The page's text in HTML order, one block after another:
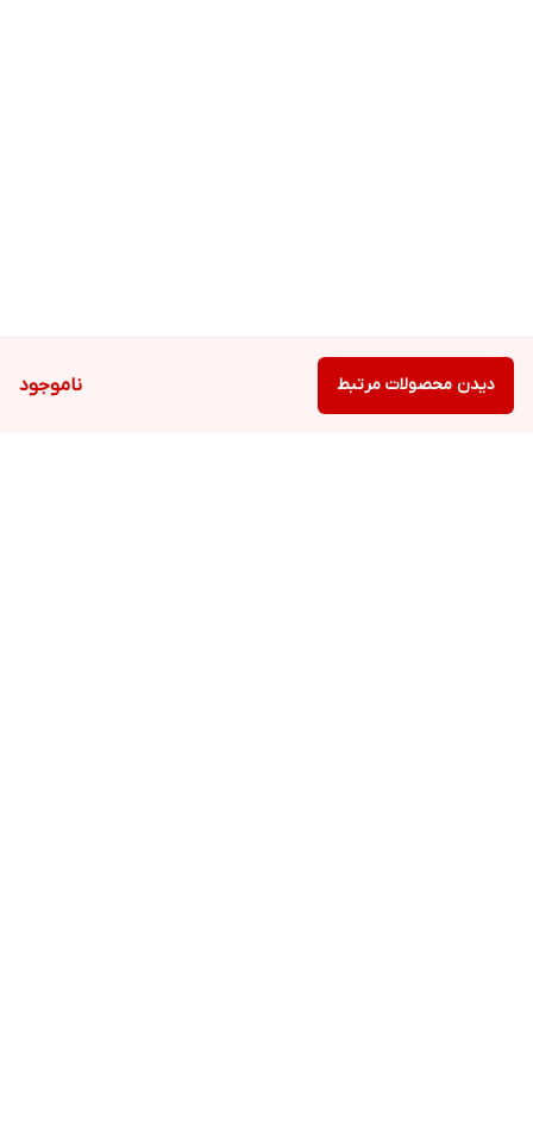
ناموجود دیدن محصولات مرتبط